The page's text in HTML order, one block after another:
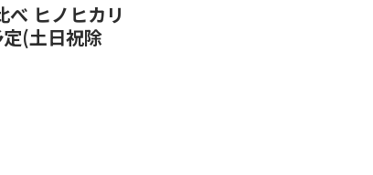
ヒノヒカリ
(土日祝除